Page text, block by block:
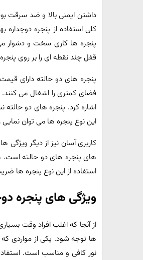
داشتن ایمنی بالا و ضد سرقت
کلی استفاده از پنجره
پنجره ها کاری سخت و دشوار
قفل چند نقطه ای را بر روی
پنجره های دو حالته دارای
فضای کمتری را اشغال می کنند.
اشاره کرد. پنجره های دو
این نوع پنجره ها می توان
کاربری آسان نیز از دیگر
های پنجره های دو حالته
استفاده از این نوع پنجره ها
ویژگی های پنجره
از آنجا که اغلب افراد وقت
ها توجه شود. یکی از مواردی که
نور کافی و مناسب است.